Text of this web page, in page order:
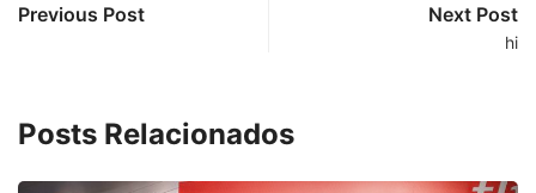
Previous Post Next Post
hi
Posts Relacionados